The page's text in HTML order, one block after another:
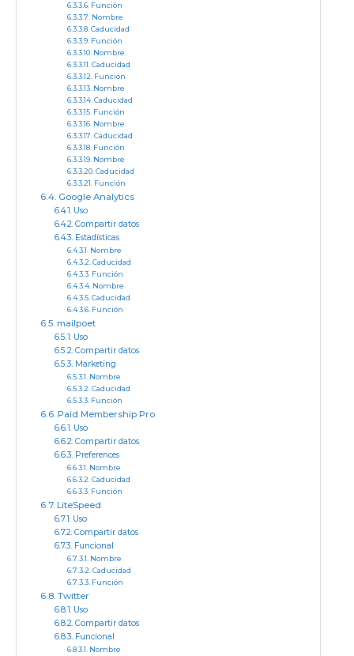
Función
Nombre
Caducidad
Función
Nombre
Caducidad
Función
Nombre
Caducidad
Función
Nombre
Caducidad
Función
Nombre
Caducidad
Función
Google Analytics
Uso
Compartir datos
Estadísticas
Nombre
Caducidad
Función
Nombre
Caducidad
Función
mailpoet
Uso
Compartir datos
Marketing
Nombre
Caducidad
Función
Paid Membership Pro
Uso
Compartir datos
Preferences
Nombre
Caducidad
Función
LiteSpeed
Uso
Compartir datos
Funcional
Nombre
Caducidad
Función
Twitter
Uso
Compartir datos
Funcional
Nombre